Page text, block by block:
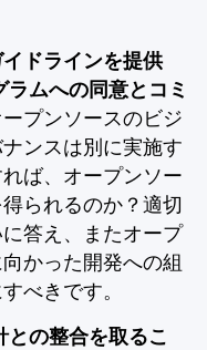
ドラインを提供
ラムへの同意とコミ
プンソースのビジ
ンスは別に実施す
ば、オープンソー
られるのか？適切
答え、またオープ
かった開発への組
べきです。
との整合を取るこ